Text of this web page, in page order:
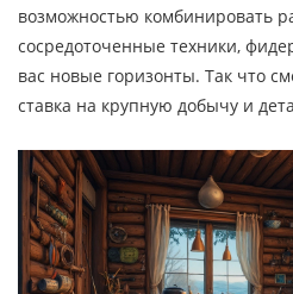
возможностью комбинировать
сосредоточенные техники,
вас новые горизонты. Так что
ставка на крупную добычу и